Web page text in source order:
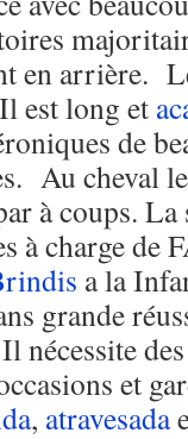
en arrière.
est long et
de
Au cheval le
à coups.
à charge de
a la
grande
nécessite des
et
, atravesada